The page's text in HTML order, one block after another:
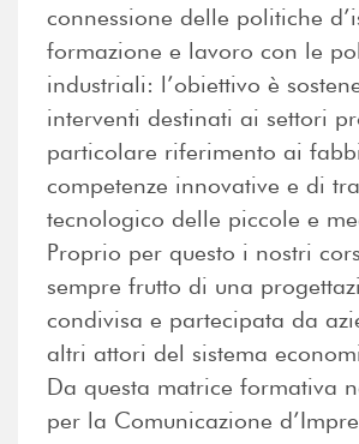
connessione delle politiche
formazione e lavoro con le
industriali: l’obiettivo è
interventi destinati ai settori
particolare riferimento ai
competenze innovative e di
tecnologico delle piccole e
Proprio per questo i nostri
sempre frutto di una
condivisa e partecipata da
altri attori del sistema
Da questa matrice formativa
per la Comunicazione